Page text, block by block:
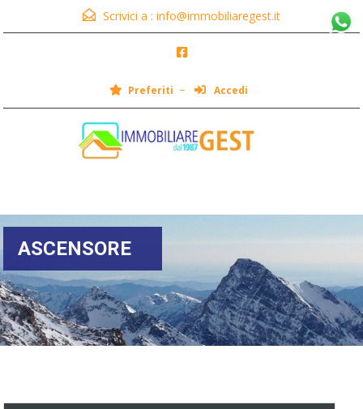
Scrivici a : info@immobiliaregest.it
Preferiti Accedi
ASCENSORE